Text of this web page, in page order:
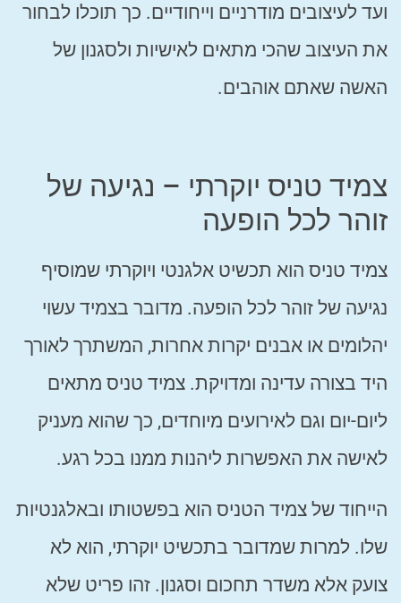
ועד לעיצובים מודרניים וייחודיים. כך תוכלו לבחור
את העיצוב שהכי מתאים לאישיות ולסגנון של
האשה שאתם אוהבים.
צמיד טניס יוקרתי – נגיעה של
זוהר לכל הופעה
צמיד טניס הוא תכשיט אלגנטי ויוקרתי שמוסיף
נגיעה של זוהר לכל הופעה. מדובר בצמיד עשוי
יהלומים או אבנים יקרות אחרות, המשתרך לאורך
היד בצורה עדינה ומדויקת. צמיד טניס מתאים
ליום-יום וגם לאירועים מיוחדים, כך שהוא מעניק
לאישה את האפשרות ליהנות ממנו בכל רגע.
הייחוד של צמיד הטניס הוא בפשטותו ובאלגנטיות
שלו. למרות שמדובר בתכשיט יוקרתי, הוא לא
צועק אלא משדר תחכום וסגנון. זהו פריט שלא